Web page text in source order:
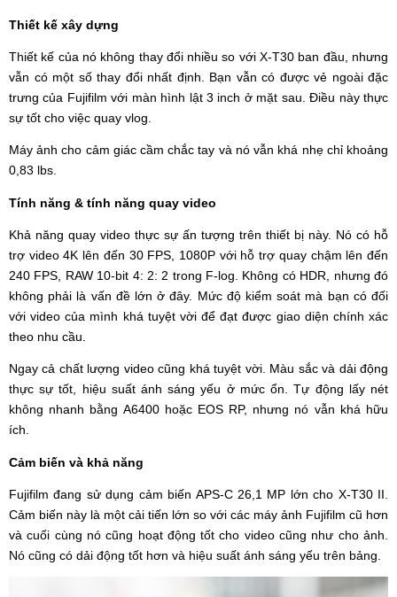
Thiết kế xây dựng
Thiết kế của nó không thay đổi nhiều so với X-T30 ban đầu, nhưng
vẫn có một số thay đổi nhất định. Bạn vẫn có được vẻ ngoài đặc
trưng của Fujifilm với màn hình lật 3 inch ở mặt sau. Điều này thực
sự tốt cho việc quay vlog.
Máy ảnh cho cảm giác cầm chắc tay và nó vẫn khá nhẹ chỉ khoảng
0,83 lbs.
Tính năng & tính năng quay video
Khả năng quay video thực sự ấn tượng trên thiết bị này. Nó có hỗ
trợ video 4K lên đến 30 FPS, 1080P với hỗ trợ quay chậm lên đến
240 FPS, RAW 10-bit 4: 2: 2 trong F-log. Không có HDR, nhưng đó
không phải là vấn đề lớn ở đây. Mức độ kiểm soát mà bạn có đối
với video của mình khá tuyệt vời để đạt được giao diện chính xác
theo nhu cầu.
Ngay cả chất lượng video cũng khá tuyệt vời. Màu sắc và dải động
thực sự tốt, hiệu suất ánh sáng yếu ở mức ổn. Tự động lấy nét
không nhanh bằng A6400 hoặc EOS RP, nhưng nó vẫn khá hữu
ích.
Cảm biến và khả năng
Fujifilm đang sử dụng cảm biến APS-C 26,1 MP lớn cho X-T30 II.
Cảm biến này là một cải tiến lớn so với các máy ảnh Fujifilm cũ hơn
và cuối cùng nó cũng hoạt động tốt cho video cũng như cho ảnh.
Nó cũng có dải động tốt hơn và hiệu suất ánh sáng yếu trên bảng.